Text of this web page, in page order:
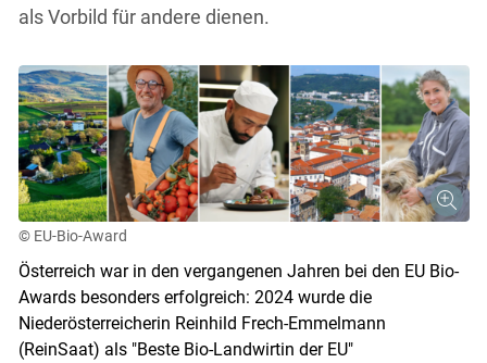
als Vorbild für andere dienen.
© EU-Bio-Award
Österreich war in den vergangenen Jahren bei den EU Bio-
Awards besonders erfolgreich: 2024 wurde die
Niederösterreicherin Reinhild Frech-Emmelmann
(ReinSaat) als "Beste Bio-Landwirtin der EU"